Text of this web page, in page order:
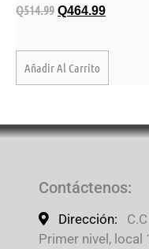
Q514.99 Q464.99
Añadir Al Carrito
Contáctenos:
Dirección:
Primer nivel, local